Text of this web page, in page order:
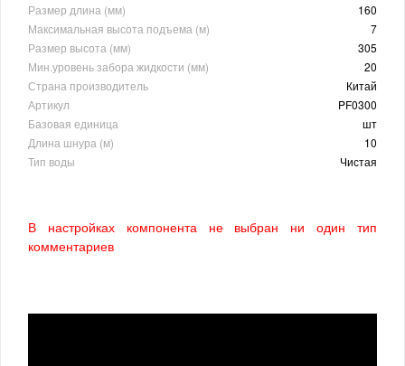
Размер длина (мм)
160
Максимальная высота подъема (м)
7
Размер высота (мм)
305
Мин.уровень забора жидкости (мм)
20
Страна производитель
Китай
Артикул
PF0300
Базовая единица
шт
Длина шнура (м)
10
Тип воды
Чистая
В настройках компонента не выбран ни один тип
комментариев